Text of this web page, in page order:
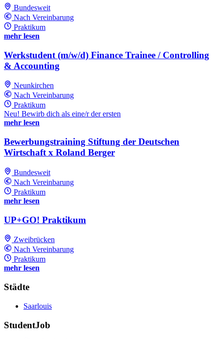
Bundesweit
Nach Vereinbarung
Praktikum
mehr lesen
Werkstudent (m/w/d) Finance Trainee / Controlling
& Accounting
Neunkirchen
Nach Vereinbarung
Praktikum
Neu! Bewirb dich als eine/r der ersten
mehr lesen
Bewerbungstraining Stiftung der Deutschen
Wirtschaft x Roland Berger
Bundesweit
Nach Vereinbarung
Praktikum
mehr lesen
UP+GO! Praktikum
Zweibrücken
Nach Vereinbarung
Praktikum
mehr lesen
Städte
Saarlouis
StudentJob